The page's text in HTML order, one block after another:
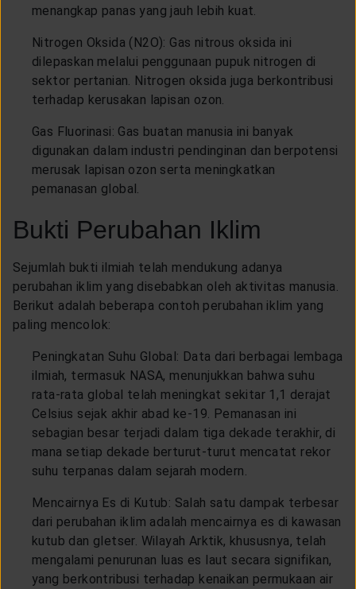
menangkap panas yang jauh lebih kuat.
Nitrogen Oksida (N2O): Gas nitrous oksida ini
dilepaskan melalui penggunaan pupuk nitrogen di
sektor pertanian. Nitrogen oksida juga berkontribusi
terhadap kerusakan lapisan ozon.
Gas Fluorinasi: Gas buatan manusia ini banyak
digunakan dalam industri pendinginan dan berpotensi
merusak lapisan ozon serta meningkatkan
pemanasan global.
Bukti Perubahan Iklim
Sejumlah bukti ilmiah telah mendukung adanya
perubahan iklim yang disebabkan oleh aktivitas manusia.
Berikut adalah beberapa contoh perubahan iklim yang
paling mencolok:
Peningkatan Suhu Global: Data dari berbagai lembaga
ilmiah, termasuk NASA, menunjukkan bahwa suhu
rata-rata global telah meningkat sekitar 1,1 derajat
Celsius sejak akhir abad ke-19. Pemanasan ini
sebagian besar terjadi dalam tiga dekade terakhir, di
mana setiap dekade berturut-turut mencatat rekor
suhu terpanas dalam sejarah modern.
Mencairnya Es di Kutub: Salah satu dampak terbesar
dari perubahan iklim adalah mencairnya es di kawasan
kutub dan gletser. Wilayah Arktik, khususnya, telah
mengalami penurunan luas es laut secara signifikan,
yang berkontribusi terhadap kenaikan permukaan air